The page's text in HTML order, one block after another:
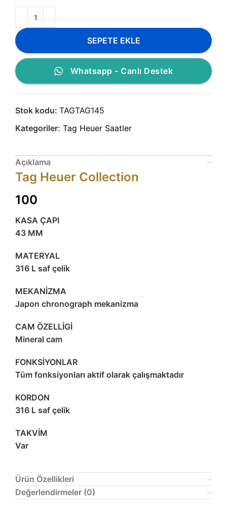
SEPETE EKLE
Whatsapp - Canlı Destek
Stok kodu: TAGTAG145
Kategoriler: Tag Heuer Saatler
Açıklama
Tag Heuer Collection
100
KASA ÇAPI
43 MM
MATERYAL
316 L saf çelik
MEKANİZMA
Japon chronograph mekanizma
CAM ÖZELLİGİ
Mineral cam
FONKSİYONLAR
Tüm fonksiyonları aktif olarak çalışmaktadır
KORDON
316 L saf çelik
TAKVİM
Var
Ürün Özellikleri
Değerlendirmeler (0)